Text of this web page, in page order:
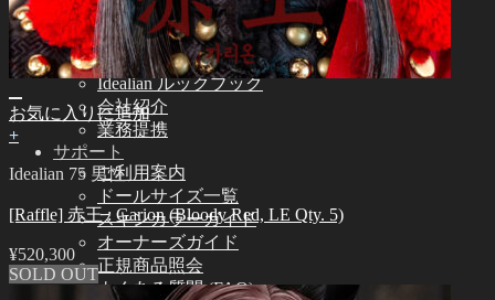
お知らせ
Idealian ブログ
SOOMアーティスティック アーナーズ
Idealian ルックブック
会社紹介
業務提携
サポート
ご利用案内
ドールサイズ一覧
スキンカラーガイド
オーナーズガイド
正規商品照会
よくある質問 (FAQ)
お気に入りに追加
+
Idealian 75 男性
[Raffle] 赤王 : Garion (Bloody Red, LE Qty. 5)
¥520,300
SOLD OUT